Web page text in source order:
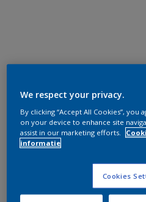
We respect your privacy.
By clicking “Accept All Cookies”,
on your device to enhance site
assist in our marketing efforts.
informatie
Cookies